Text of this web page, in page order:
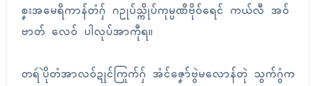
စၞးအမေရိကာန်တံဂှ် ဂဥုပ်သ္ကိုပ်ကုမ္ပဏဳဗိုဝ်ရေၚ် ကယ်လီ အဝ်
ဗာတ် လေဝ် ပါလုပ်အာကီုရ။
တရဴပိုဲတံအာလဝ်ဍုၚ်ကြုက်ဂှ် အံၚ်ဇၞော်ဗွဲမလောန်တုဲ သွက်ဂွံက